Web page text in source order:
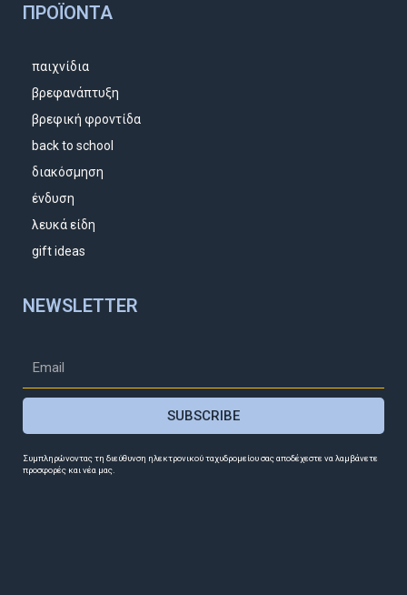
ΠΡΟΪΌΝΤΑ
παιχνίδια
βρεφανάπτυξη
βρεφική φροντίδα
back to school
διακόσμηση
ένδυση
λευκά είδη
gift ideas
NEWSLETTER
SUBSCRIBE
Συμπληρώνοντας τη διεύθυνση ηλεκτρονικού ταχυδρομείου σας αποδέχεστε να λαμβάνετε
προσφορές και νέα μας.